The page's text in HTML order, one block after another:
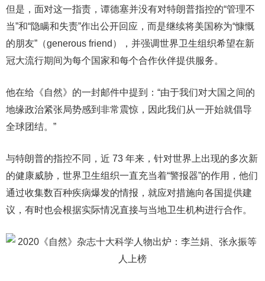
但是，面对这一指责，谭德塞并没有对特朗普指控的“管理不
当”和“隐瞒和失责”作出公开回应，而是继续将美国称为“慷慨
的朋友”（generous friend），并强调世界卫生组织希望在新
冠大流行期间为每个国家和每个合作伙伴提供服务。
他在给《自然》的一封邮件中提到：“由于我们对大国之间的
地缘政治紧张局势感到非常震惊，因此我们从一开始就倡导
全球团结。”
与特朗普的指控不同，近 73 年来，针对世界上出现的多次新
的健康威胁，世界卫生组织一直充当着“警报器”的作用，他们
通过收集数百种疾病爆发的情报，就应对措施向各国提供建
议，有时也会根据实际情况直接与当地卫生机构进行合作。